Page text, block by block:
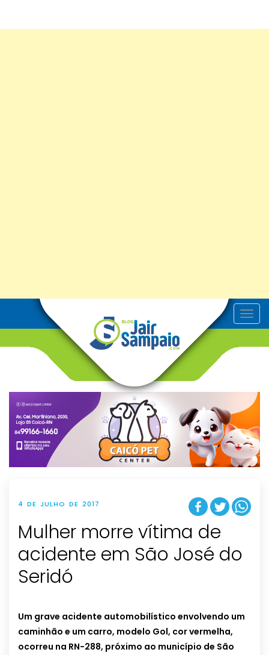
T
o
v
g
t
i
o
n
4 DE JULHO DE 2017
Mulher morre vítima de
acidente em São José do
Seridó
Um grave acidente automobilístico envolvendo um
caminhão e um carro, modelo Gol, cor vermelha,
ocorreu na RN-288, próximo ao município de São